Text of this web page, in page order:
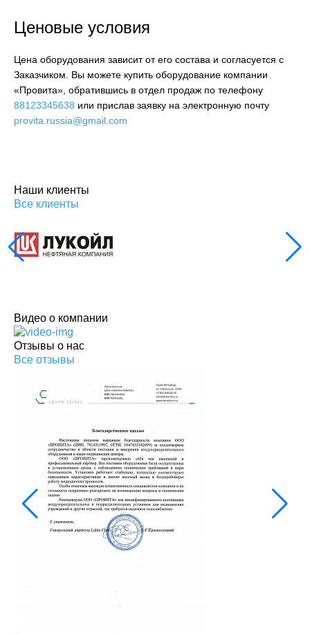
Ценовые условия
Цена оборудования зависит от его состава и согласуется с
Заказчиком. Вы можете купить оборудование компании
«Провита», обратившись в отдел продаж по телефону
88123345638 или прислав заявку на электронную почту
provita.russia@gmail.com
Наши клиенты
Все клиенты
Видео о компании
Отзывы о нас
Все отзывы